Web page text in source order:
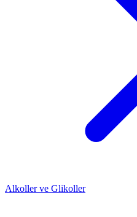
Alkoller ve Glikoller